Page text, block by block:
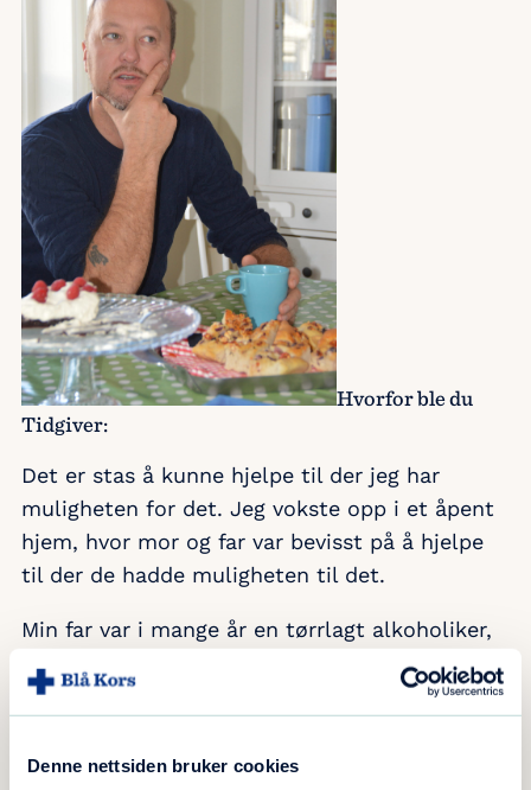
Denne nettsiden bruker cookies
Hvorfor ble du
Tidgiver:
Det er stas å kunne hjelpe til der jeg har
muligheten for det. Jeg vokste opp i et åpent
hjem, hvor mor og far var bevisst på å hjelpe
til der de hadde muligheten til det.
Min far var i mange år en tørrlagt alkoholiker,
og ønsket å skulle hjelpe andre. Foreldrene
mine var veldig engasjert i arbeidet som drives
det var folk boende hjemme hos oss. Målet var